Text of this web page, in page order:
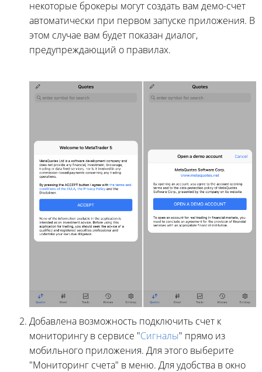
некоторые брокеры могут создать вам демо-счет
автоматически при первом запуске приложения. В
этом случае вам будет показан диалог,
предупреждающий о правилах.
Добавлена возможность подключить счет к
мониторингу в сервисе "Сигналы" прямо из
мобильного приложения. Для этого выберите
"Мониторинг счета" в меню. Для удобства в окно